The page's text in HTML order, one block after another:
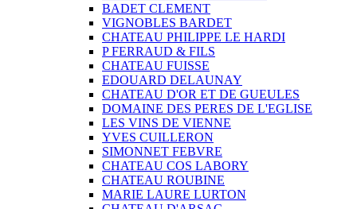
BADET CLEMENT
VIGNOBLES BARDET
CHATEAU PHILIPPE LE HARDI
P FERRAUD & FILS
CHATEAU FUISSE
EDOUARD DELAUNAY
CHATEAU D'OR ET DE GUEULES
DOMAINE DES PERES DE L'EGLISE
LES VINS DE VIENNE
YVES CUILLERON
SIMONNET FEBVRE
CHATEAU COS LABORY
CHATEAU ROUBINE
MARIE LAURE LURTON